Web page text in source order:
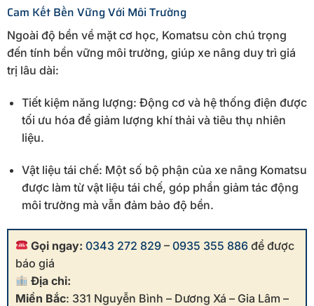
Cam Kết Bền Vững Với Môi Trường
Ngoài độ bền về mặt cơ học, Komatsu còn chú trọng
đến tính bền vững môi trường, giúp xe nâng duy trì giá
trị lâu dài:
Tiết kiệm năng lượng: Động cơ và hệ thống điện được
tối ưu hóa để giảm lượng khí thải và tiêu thụ nhiên
liệu.
Vật liệu tái chế: Một số bộ phận của xe nâng Komatsu
được làm từ vật liệu tái chế, góp phần giảm tác động
môi trường mà vẫn đảm bảo độ bền.
Gọi ngay: 0343 272 829 –0935 355 886 để được
báo giá
Địa chỉ:
Miền Bắc: 331 Nguyễn Bình – Dương Xá – Gia Lâm –